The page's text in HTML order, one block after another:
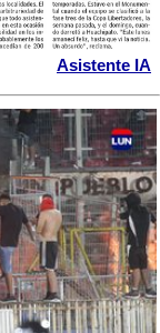
Asistente IA